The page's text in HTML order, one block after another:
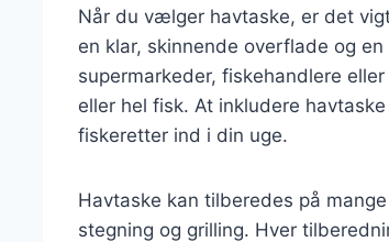
Når du vælger havtaske, er det
en klar, skinnende overflade og
supermarkeder, fiskehandlere
eller hel fisk. At inkludere
fiskeretter ind i din uge.
Havtaske kan tilberedes på
stegning og grilling. Hver